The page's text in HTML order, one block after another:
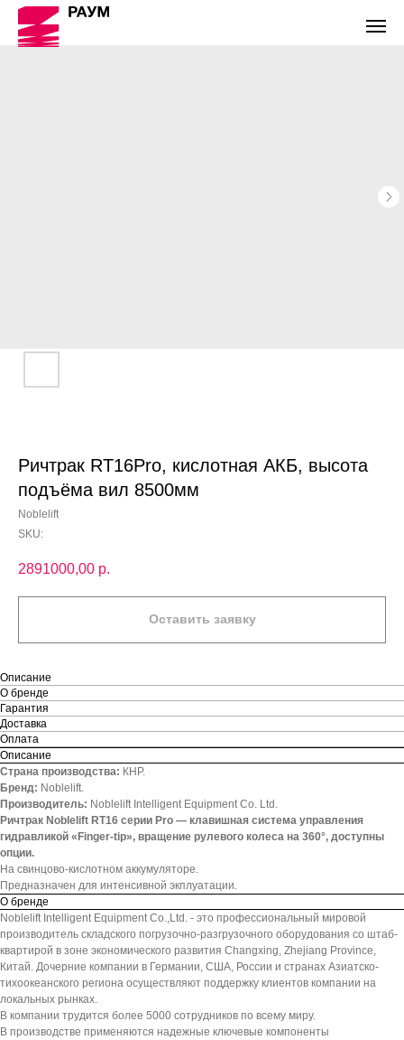
Ричтрак RT16Pro, кислотная АКБ, высота
подъёма вил 8500мм
Noblelift
SKU:
2891000,00 р.
Оставить заявку
Описание
О бренде
Гарантия
Доставка
Оплата
Описание
Страна производства: КНР.
Бренд: Noblelift.
Производитель: Noblelift Intelligent Equipment Co. Ltd.
Ричтрак Noblelift RT16 серии Pro — клавишная система управления
гидравликой «Finger-tip», вращение рулевого колеса на 360°, доступны
опции.
На свинцово-кислотном аккумуляторе.
Предназначен для интенсивной экплуатации.
О бренде
Noblelift Intelligent Equipment Co.,Ltd. - это профессиональный мировой
производитель складского погрузочно-разгрузочного оборудования со штаб-
квартирой в зоне экономического развития Changxing, Zhejiang Province,
Китай. Дочерние компании в Германии, США, России и странах Азиатско-
тихоокеанского региона осуществляют поддержку клиентов компании на
локальных рынках.
В компании трудится более 5000 сотрудников по всему миру.
В производстве применяются надежные ключевые компоненты